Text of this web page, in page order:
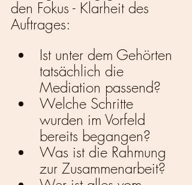
den Fokus - Klarheit des
Auftrages:
Ist unter dem Gehörten
tatsächlich die
Mediation passend?
Welche Schritte
wurden im Vorfeld
bereits begangen?
Was ist die Rahmung
zur Zusammenarbeit?